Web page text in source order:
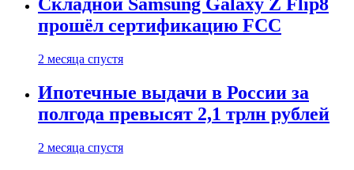
Складной Samsung Galaxy Z Flip8
прошёл сертификацию FCC
2 месяца спустя
Ипотечные выдачи в России за
полгода превысят 2,1 трлн рублей
2 месяца спустя